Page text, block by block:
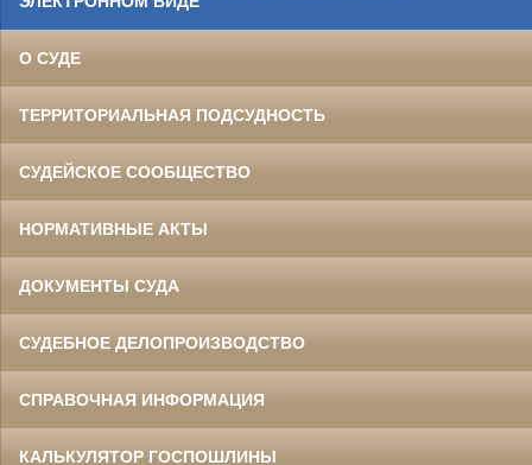
О СУДЕ
ТЕРРИТОРИАЛЬНАЯ ПОДСУДНОСТЬ
СУДЕЙСКОЕ СООБЩЕСТВО
НОРМАТИВНЫЕ АКТЫ
ДОКУМЕНТЫ СУДА
СУДЕБНОЕ ДЕЛОПРОИЗВОДСТВО
СПРАВОЧНАЯ ИНФОРМАЦИЯ
КАЛЬКУЛЯТОР ГОСПОШЛИНЫ